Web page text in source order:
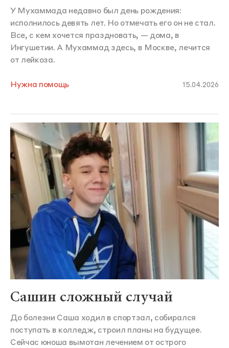
У Мухаммада недавно был день рождения:
исполнилось девять лет. Но отмечать его он не стал.
Все, с кем хочется праздновать, — дома, в
Ингушетии. А Мухаммад здесь, в Москве, лечится
от лейкоза.
Нужна помощь 15.04.2026
Сашин сложный случай
До болезни Саша ходил в спортзал, собирался
поступать в колледж, строил планы на будущее.
Сейчас юноша вымотан лечением от острого